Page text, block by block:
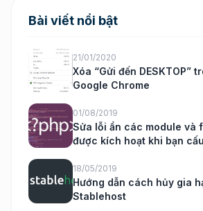
Bài viết nổi bật
21/01/2020
Xóa “Gửi đến DESKTOP”
Google Chrome
01/08/2019
Sửa lỗi ẩn các module và
được kích hoạt khi bạn
18/05/2019
Hướng dẫn cách hủy gia
Stablehost